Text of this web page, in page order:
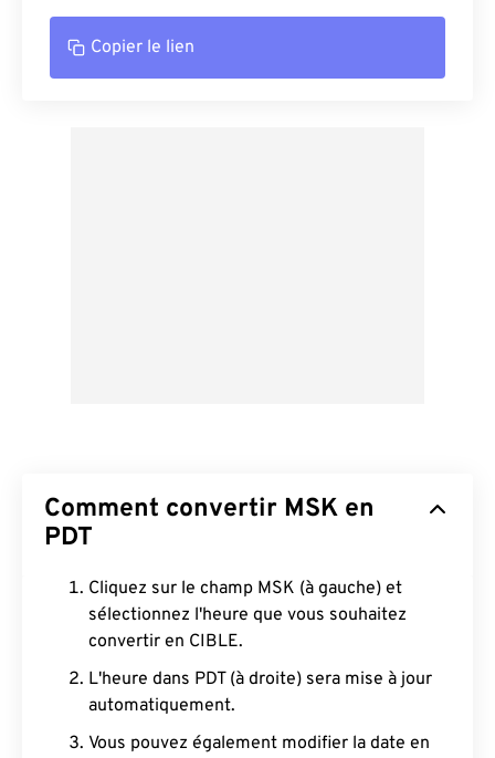
Copier le lien
Comment convertir MSK en
PDT
Cliquez sur le champ MSK (à gauche) et
sélectionnez l'heure que vous souhaitez
convertir en CIBLE.
L'heure dans PDT (à droite) sera mise à jour
automatiquement.
Vous pouvez également modifier la date en